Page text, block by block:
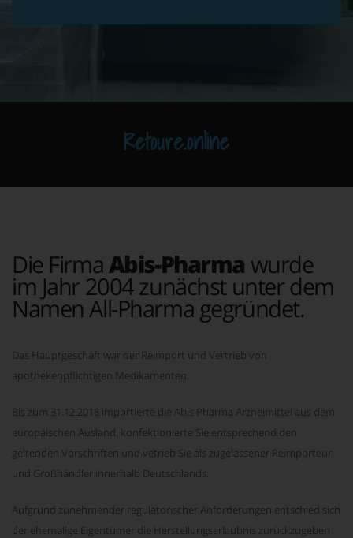
Retoure.online
Die Firma Abis-Pharma wurde
im Jahr 2004 zunächst unter dem
Namen All-Pharma gegründet.
Das Hauptgeschäft war der Reimport und Vertrieb von
apothekenpflichtigen Medikamenten.
Bis zum 31.12.2018 importierte die Abis Pharma Arzneimittel aus dem
europäischen Ausland, konfektionierte Sie entsprechend den
geltenden Vorschriften und vetrieb Sie als zugelassener Reimporteur
und Großhändler innerhalb Deutschlands.
Aufgrund zunehmender regulatorischer Anforderungen entschied sich
der ehemalige Eigentümer die Herstellungserlaubnis zurückzugeben